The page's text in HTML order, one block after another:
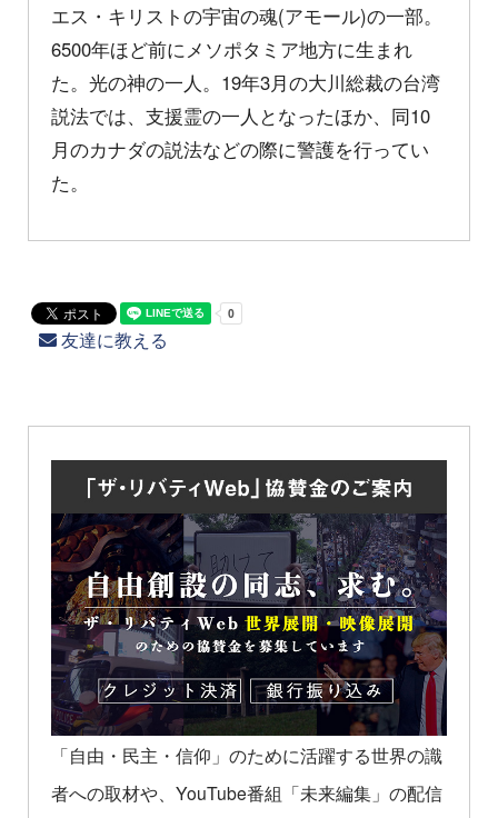
エス・キリストの宇宙の魂(アモール)の一部。
6500年ほど前にメソポタミア地方に生まれ
た。光の神の一人。19年3月の大川総裁の台湾
説法では、支援霊の一人となったほか、同10
月のカナダの説法などの際に警護を行ってい
た。
友達に教える
「自由・民主・信仰」のために活躍する世界の識
者への取材や、YouTube番組「未来編集」の配信